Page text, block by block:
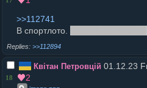
>>112741
В спортлото.
>>112894
Квітан Петровцій 01.12.23
18 2